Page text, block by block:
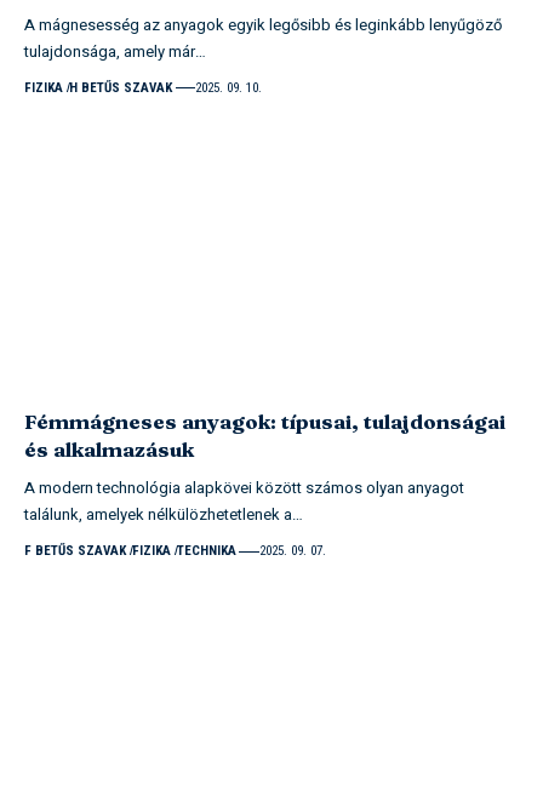
A mágnesesség az anyagok egyik legősibb és leginkább lenyűgöző
tulajdonsága, amely már…
FIZIKA H BETŰS SZAVAK 2025. 09. 10.
Fémmágneses anyagok: típusai, tulajdonságai
és alkalmazásuk
A modern technológia alapkövei között számos olyan anyagot
találunk, amelyek nélkülözhetetlenek a…
F BETŰS SZAVAK FIZIKA TECHNIKA 2025. 09. 07.